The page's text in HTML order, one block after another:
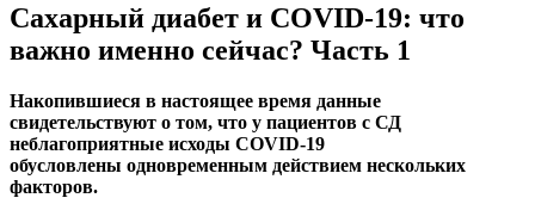
Сахарный диабет и COVID-19: что
важно именно сейчас? Часть 1
Накопившиеся в настоящее время данные
свидетельствуют о том, что у пациентов с СД
неблагоприятные исходы COVID-19
обусловлены одновременным действием нескольких
факторов.